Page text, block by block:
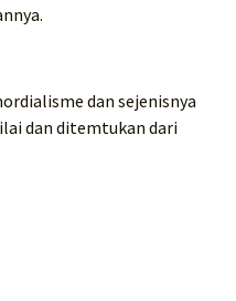
dan sejenisnya
dan ditemtukan dari